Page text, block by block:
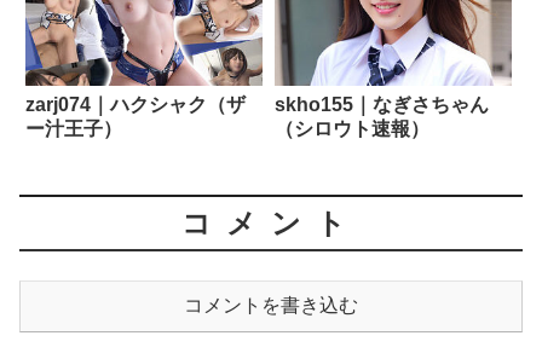
zarj074｜ハクシャク（ザ
ー汁王子）
skho155｜なぎさちゃん
（シロウト速報）
コメント
コメントを書き込む